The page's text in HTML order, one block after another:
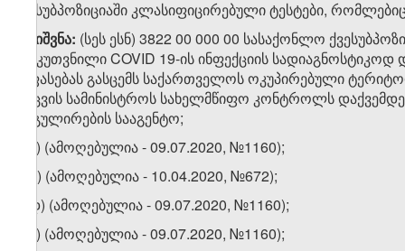
ქვესუბპოზიციაში კლასიფიცირებული ტესტები,
შენიშვნა: (სეს ესნ) 3822 00 000 00 სასაქონლო
განკუთვნილი COVID 19-ის ინფექციის
შეფასებას გასცემს საქართველოს ოკუპირებული
დაცვის სამინისტროს სახელმწიფო კონტროლს
რეგულირების სააგენტო;
თ.ბ) (ამოღებულია - 09.07.2020, №1160);
თ.გ) (ამოღებულია - 10.04.2020, №672);
თ.დ) (ამოღებულია - 09.07.2020, №1160);
თ.ე) (ამოღებულია - 09.07.2020, №1160);